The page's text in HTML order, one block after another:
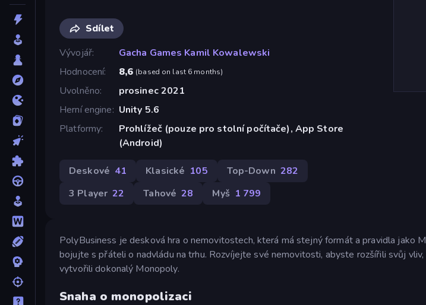
Sdílet
Vývojář
Gacha Games Kamil Kowalewski
Hodnocení
8,6 (based on last 6 months)
Uvolněno
prosinec 2021
Herní engine
Unity 5.6
Platformy
Prohlížeč (pouze pro stolní počítače), App Store
(Android)
Deskové 41 Klasické 105 Top-Down 282
3 Player 22 Tahové 28 Myš 1 799
PolyBusiness je desková hra o nemovitostech, která má stejný formát a pravidla jako
bojujte s přáteli o nadvládu na trhu. Rozvíjejte své nemovitosti, abyste rozšířili svůj
vytvořili dokonalý Monopoly.
Snaha o monopolizaci